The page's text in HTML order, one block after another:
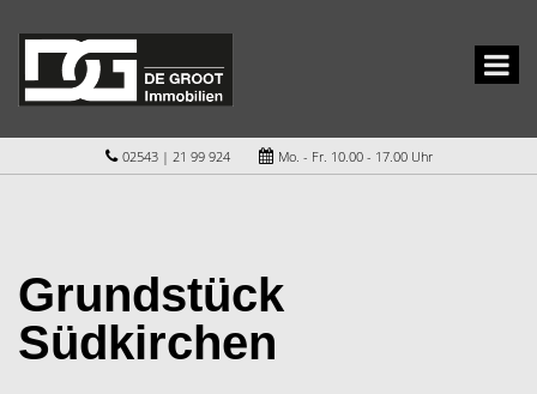
02543 | 21 99 924 Mo. - Fr. 10.00 - 17.00 Uhr
Grundstück
Südkirchen